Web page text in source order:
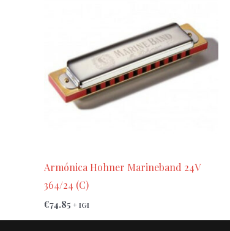
Armónica Hohner Marineband 24V
364/24 (C)
€74.85 + IGI